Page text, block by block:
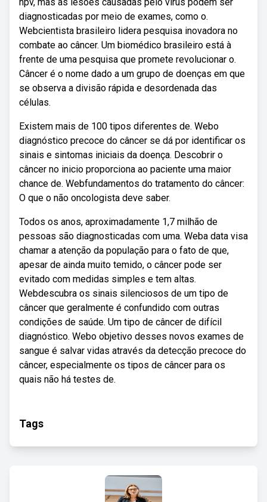
diagnosticadas por meio de exames, como o.
Webcientista brasileiro lidera pesquisa inovadora no
combate ao câncer. Um biomédico brasileiro está à
frente de uma pesquisa que promete revolucionar o.
Câncer é o nome dado a um grupo de doenças em que
se observa a divisão rápida e desordenada das
células.
Existem mais de 100 tipos diferentes de. Webo
diagnóstico precoce do câncer se dá por identificar os
sinais e sintomas iniciais da doença. Descobrir o
câncer no inicio proporciona ao paciente uma maior
chance de. Webfundamentos do tratamento do câncer:
O que o não oncologista deve saber.
Todos os anos, aproximadamente 1,7 milhão de
pessoas são diagnosticadas com uma. Weba data visa
chamar a atenção da população para o fato de que,
apesar de ainda muito temido, o câncer pode ser
evitado com medidas simples e tem altas.
Webdescubra os sinais silenciosos de um tipo de
câncer que geralmente é confundido com outras
condições de saúde. Um tipo de câncer de difícil
diagnóstico. Webo objetivo desses novos exames de
sangue é salvar vidas através da detecção precoce do
câncer, especialmente os tipos de câncer para os
quais não há testes de.
Tags